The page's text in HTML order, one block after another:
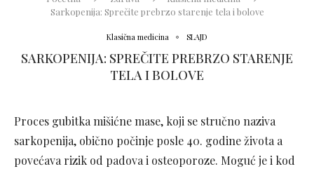
Sarkopenija: Sprečite prebrzo starenje tela i bolove
Klasična medicina SLAJD
SARKOPENIJA: SPREČITE PREBRZO STARENJE
TELA I BOLOVE
Proces gubitka mišićne mase, koji se stručno naziva
sarkopenija, obično počinje posle 40. godine života a
povećava rizik od padova i osteoporoze. Moguć je i kod